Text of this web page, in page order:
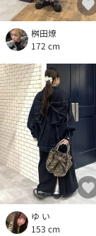
桝田燎
172 cm
ゆ い
153 cm